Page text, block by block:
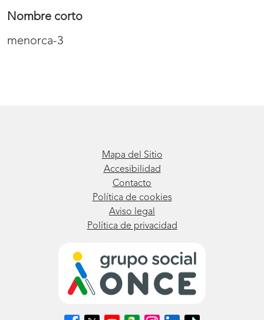
Nombre corto
menorca-3
Mapa del Sitio
Accesibilidad
Contacto
Política de cookies
Aviso legal
Política de privacidad